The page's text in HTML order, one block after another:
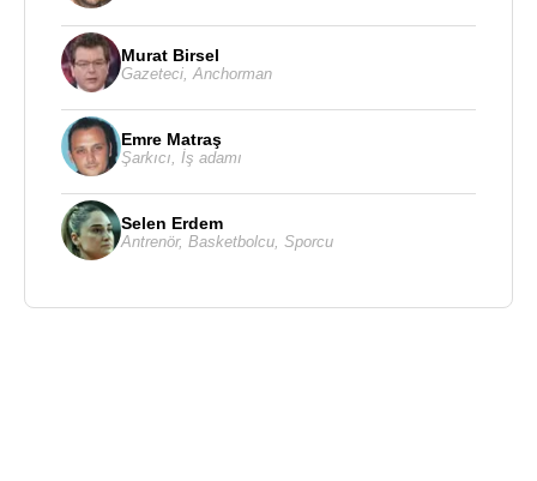
Murat Birsel
Gazeteci,Anchorman
Emre Matraş
Şarkıcı, İş adamı
Selen Erdem
Antrenör, Basketbolcu, Sporcu